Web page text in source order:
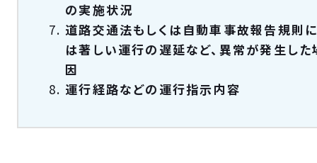
の実施状況
道路交通法もしくは自動車事故報告規則
は著しい運行の遅延など、異常が発生した
因
運行経路などの運行指示内容